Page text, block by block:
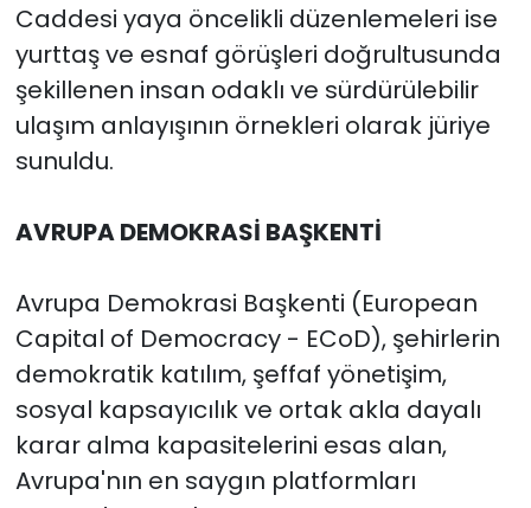
Caddesi yaya öncelikli düzenlemeleri ise
yurttaş ve esnaf görüşleri doğrultusunda
şekillenen insan odaklı ve sürdürülebilir
ulaşım anlayışının örnekleri olarak jüriye
sunuldu.
AVRUPA DEMOKRASİ BAŞKENTİ
Avrupa Demokrasi Başkenti (European
Capital of Democracy - ECoD), şehirlerin
demokratik katılım, şeffaf yönetişim,
sosyal kapsayıcılık ve ortak akla dayalı
karar alma kapasitelerini esas alan,
Avrupa'nın en saygın platformları